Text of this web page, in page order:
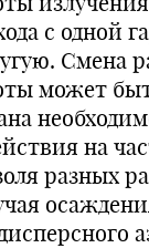
с одной
Смена
может
на
разных